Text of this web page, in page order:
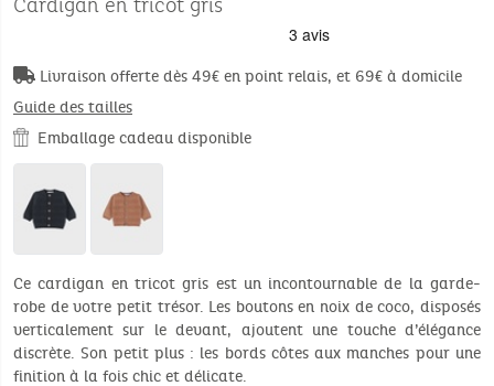
Cardigan en tricot gris
Livraison offerte dès 49€ en point relais, et 69€ à domicile
Guide des tailles
Emballage cadeau disponible
Ce cardigan en tricot gris est un incontournable de la garde-
robe de votre petit trésor. Les boutons en noix de coco, disposés
verticalement sur le devant, ajoutent une touche d’élégance
discrète. Son petit plus : les bords côtes aux manches pour une
finition à la fois chic et délicate.